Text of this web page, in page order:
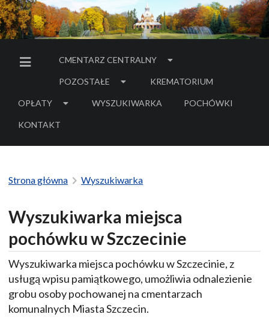
MENU BOCZNE
CMENTARZ CENTRALNY
POZOSTAŁE KREMATORIUM
OPŁATY WYSZUKIWARKA POCHÓWKI
- LINK DO SERWISU
KONTAKT
Strona główna Wyszukiwarka
Wyszukiwarka miejsca
pochówku w Szczecinie
Wyszukiwarka miejsca pochówku w Szczecinie, z
usługą wpisu pamiątkowego, umożliwia odnalezienie
grobu osoby pochowanej na cmentarzach
komunalnych Miasta Szczecin.